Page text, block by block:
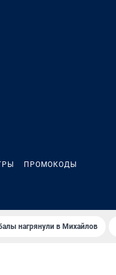
ПРОМОКОДЫ
нагрянули в Михайлов